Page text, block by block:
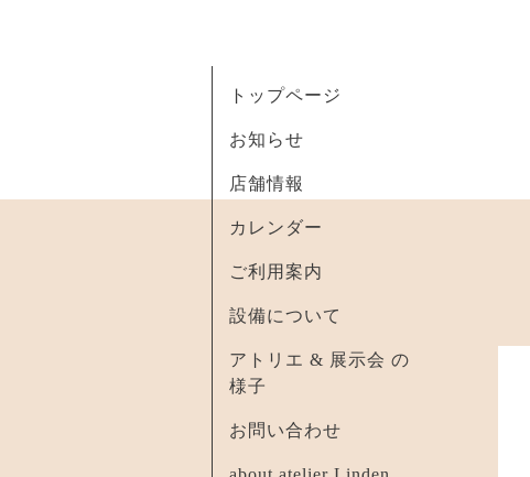
トップページ
お知らせ
店舗情報
カレンダー
ご利用案内
設備について
アトリエ & 展示会 の
様子
お問い合わせ